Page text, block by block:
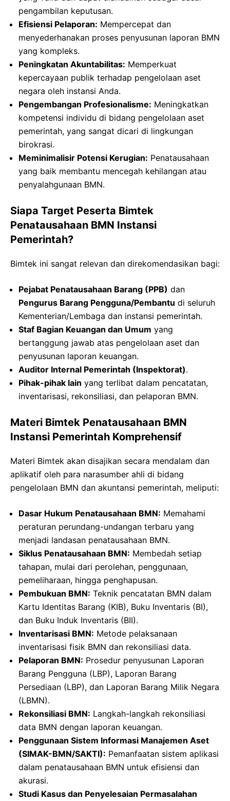
pengambilan keputusan.
Efisiensi Pelaporan: Mempercepat dan
menyederhanakan proses penyusunan laporan BMN
yang kompleks.
Peningkatan Akuntabilitas: Memperkuat
kepercayaan publik terhadap pengelolaan aset
negara oleh instansi Anda.
Pengembangan Profesionalisme: Meningkatkan
kompetensi individu di bidang pengelolaan aset
pemerintah, yang sangat dicari di lingkungan
birokrasi.
Meminimalisir Potensi Kerugian: Penatausahaan
yang baik membantu mencegah kehilangan atau
penyalahgunaan BMN.
Siapa Target Peserta Bimtek
Penatausahaan BMN Instansi
Pemerintah?
Bimtek ini sangat relevan dan direkomendasikan bagi:
Pejabat Penatausahaan Barang (PPB) dan
Pengurus Barang Pengguna/Pembantu di seluruh
Kementerian/Lembaga dan instansi pemerintah.
Staf Bagian Keuangan dan Umum yang
bertanggung jawab atas pengelolaan aset dan
penyusunan laporan keuangan.
Auditor Internal Pemerintah (Inspektorat).
Pihak-pihak lain yang terlibat dalam pencatatan,
inventarisasi, rekonsiliasi, dan pelaporan BMN.
Materi Bimtek Penatausahaan BMN
Instansi Pemerintah Komprehensif
Materi Bimtek akan disajikan secara mendalam dan
aplikatif oleh para narasumber ahli di bidang
pengelolaan BMN dan akuntansi pemerintah, meliputi:
Dasar Hukum Penatausahaan BMN: Memahami
peraturan perundang-undangan terbaru yang
menjadi landasan penatausahaan BMN.
Siklus Penatausahaan BMN: Membedah setiap
tahapan, mulai dari perolehan, penggunaan,
pemeliharaan, hingga penghapusan.
Pembukuan BMN: Teknik pencatatan BMN dalam
Kartu Identitas Barang (KIB), Buku Inventaris (BI),
dan Buku Induk Inventaris (BII).
Inventarisasi BMN: Metode pelaksanaan
inventarisasi fisik BMN dan rekonsiliasi data.
Pelaporan BMN: Prosedur penyusunan Laporan
Barang Pengguna (LBP), Laporan Barang
Persediaan (LBP), dan Laporan Barang Milik Negara
(LBMN).
Rekonsiliasi BMN: Langkah-langkah rekonsiliasi
data BMN dengan laporan keuangan.
Penggunaan Sistem Informasi Manajemen Aset
(SIMAK-BMN/SAKTI): Pemanfaatan sistem aplikasi
dalam penatausahaan BMN untuk efisiensi dan
akurasi.
Studi Kasus dan Penyelesaian Permasalahan